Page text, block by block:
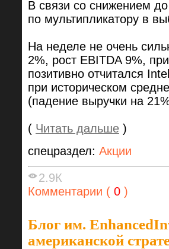
В связи со снижением
по мультипликатору в
На неделе не очень
2%, рост EBITDA 9%,
позитивно отчитался
при историческом
(падение выручки на
( Читать дальше )
спецраздел: Акции
2.9К
Комментарии ( 0 )
Блог им.
американской